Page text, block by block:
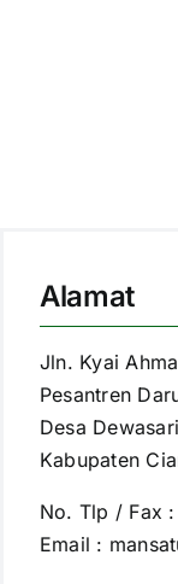
Alamat
Jln. Kyai
Pesantren
Desa
Kabupaten
No. Tlp / Fax
Email :